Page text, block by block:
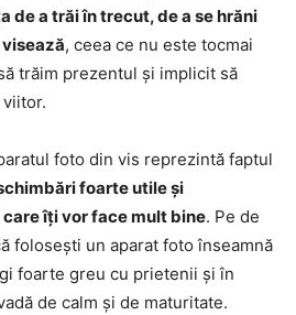
de a trăi în trecut, de a se hrăni
, ceea ce nu este tocmai
trăim prezentul și implicit să
foto din vis reprezintă faptul
foarte utile și
îți vor face mult bine. Pe de
folosești un aparat foto înseamnă
foarte greu cu prietenii și în
de calm și de maturitate.